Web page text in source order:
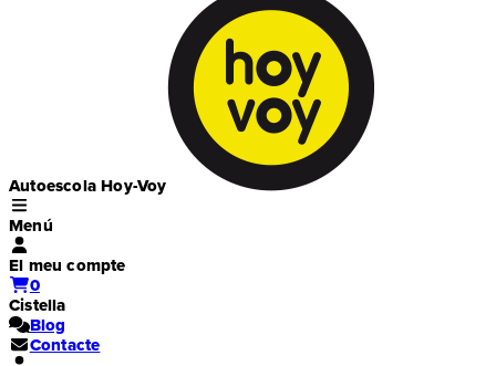
Autoescola Hoy-Voy
Menú
El meu compte
0
Cistella
Blog
Contacte